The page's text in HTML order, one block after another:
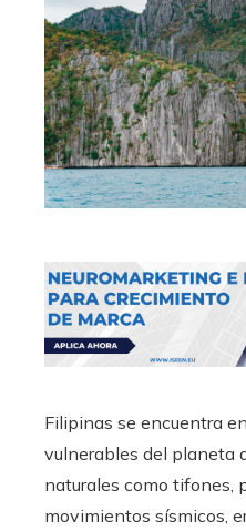
Filipinas se encuentra
vulnerables del planeta
naturales como tifones,
movimientos sísmicos,